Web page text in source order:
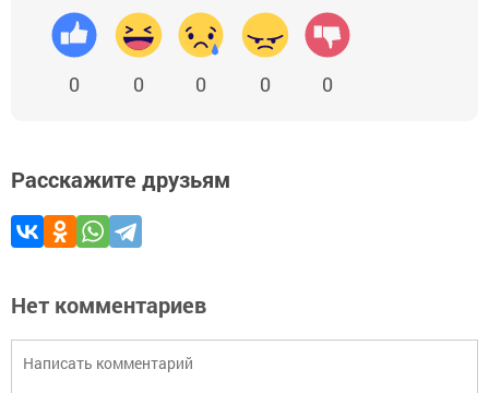
0 0 0 0 0
Расскажите друзьям
Нет комментариев